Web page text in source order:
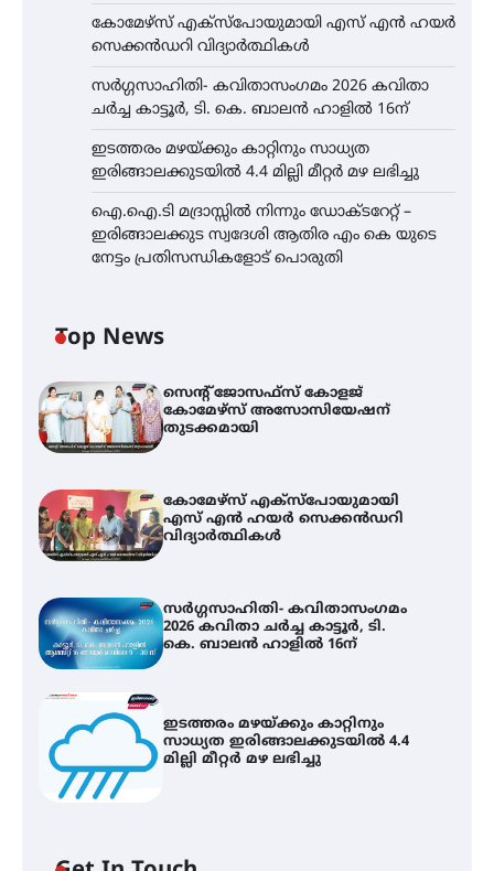
കോമേഴ്സ് എക്സ്പോയുമായി എസ് എൻ ഹയർ
സെക്കൻഡറി വിദ്യാർത്ഥികൾ
സർഗ്ഗസാഹിതി- കവിതാസംഗമം 2026 കവിതാ
ചർച്ച കാട്ടൂർ, ടി. കെ. ബാലൻ ഹാളിൽ 16ന്
ഇടത്തരം മഴയ്ക്കും കാറ്റിനും സാധ്യത
ഇരിങ്ങാലക്കുടയിൽ 4.4 മില്ലി മീറ്റർ മഴ ലഭിച്ചു
ഐ.ഐ.ടി മദ്രാസ്സിൽ നിന്നും ഡോക്ടറേറ്റ് –
ഇരിങ്ങാലക്കുട സ്വദേശി ആതിര എം കെ യുടെ
നേട്ടം പ്രതിസന്ധികളോട് പൊരുതി
Top News
സെന്റ് ജോസഫ്സ് കോളജ്
കോമേഴ്‌സ് അസോസിയേഷന്
തുടക്കമായി
കോമേഴ്സ് എക്സ്പോയുമായി
എസ് എൻ ഹയർ സെക്കൻഡറി
വിദ്യാർത്ഥികൾ
സർഗ്ഗസാഹിതി- കവിതാസംഗമം
2026 കവിതാ ചർച്ച കാട്ടൂർ, ടി.
കെ. ബാലൻ ഹാളിൽ 16ന്
ഇടത്തരം മഴയ്ക്കും കാറ്റിനും
സാധ്യത ഇരിങ്ങാലക്കുടയിൽ 4.4
മില്ലി മീറ്റർ മഴ ലഭിച്ചു